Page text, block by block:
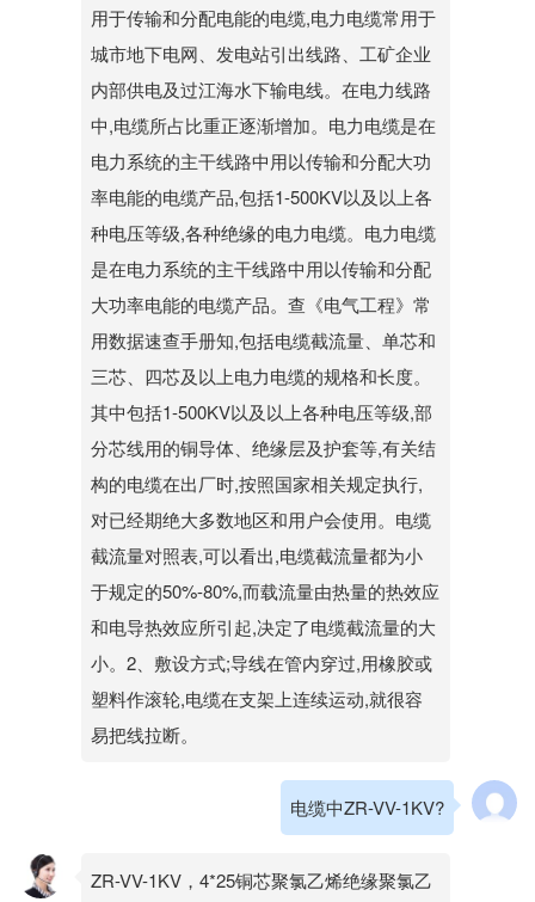
用于传输和分配电能的电缆,电力电缆常用于
城市地下电网、发电站引出线路、工矿企业
内部供电及过江海水下输电线。在电力线路
中,电缆所占比重正逐渐增加。电力电缆是在
电力系统的主干线路中用以传输和分配大功
率电能的电缆产品,包括1-500KV以及以上各
种电压等级,各种绝缘的电力电缆。电力电缆
是在电力系统的主干线路中用以传输和分配
大功率电能的电缆产品。查《电气工程》常
用数据速查手册知,包括电缆截流量、单芯和
三芯、四芯及以上电力电缆的规格和长度。
其中包括1-500KV以及以上各种电压等级,部
分芯线用的铜导体、绝缘层及护套等,有关结
构的电缆在出厂时,按照国家相关规定执行,
对已经期绝大多数地区和用户会使用。电缆
截流量对照表,可以看出,电缆截流量都为小
于规定的50%-80%,而载流量由热量的热效应
和电导热效应所引起,决定了电缆截流量的大
小。2、敷设方式;导线在管内穿过,用橡胶或
塑料作滚轮,电缆在支架上连续运动,就很容
易把线拉断。
电缆中ZR-VV-1KV?
ZR-VV-1KV，4*25铜芯聚氯乙烯绝缘聚氯乙